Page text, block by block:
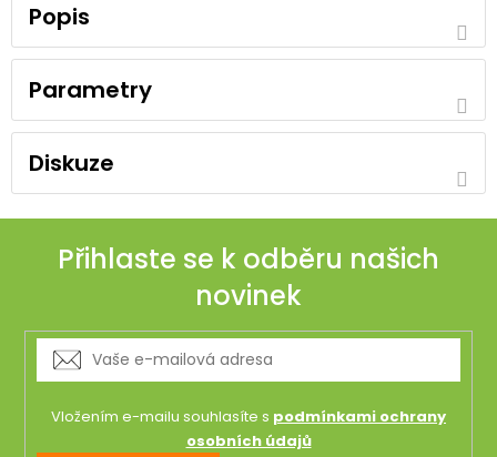
Popis
Parametry
Diskuze
Přihlaste se k odběru našich
novinek
Vložením e-mailu souhlasíte s podmínkami ochrany
osobních údajů